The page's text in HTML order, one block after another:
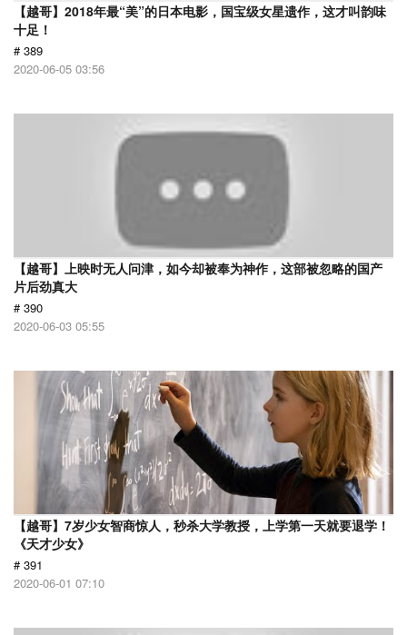
【越哥】2018年最“美”的日本电影，国宝级女星遗作，这才叫韵味
十足！
# 389
2020-06-05 03:56
【越哥】上映时无人问津，如今却被奉为神作，这部被忽略的国产
片后劲真大
# 390
2020-06-03 05:55
【越哥】7岁少女智商惊人，秒杀大学教授，上学第一天就要退学！
《天才少女》
# 391
2020-06-01 07:10